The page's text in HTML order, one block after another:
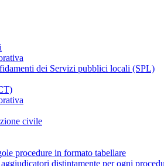
dei Servizi pubblici locali (SPL)
civile
procedure in formato tabellare
distintamente per ogni